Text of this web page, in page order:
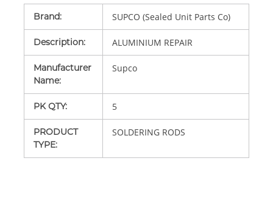
Brand: SUPCO (Sealed Unit Parts Co)
Description: ALUMINIUM REPAIR
Manufacturer
Name:
Supco
PK QTY: 5
PRODUCT
TYPE:
SOLDERING RODS